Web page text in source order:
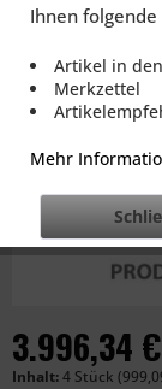
3.996,34 €
Inhalt:4 Stück
Ihnen
Artikel in
Merkzettel
Mehr